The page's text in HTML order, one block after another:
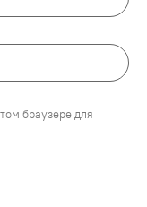
браузере для